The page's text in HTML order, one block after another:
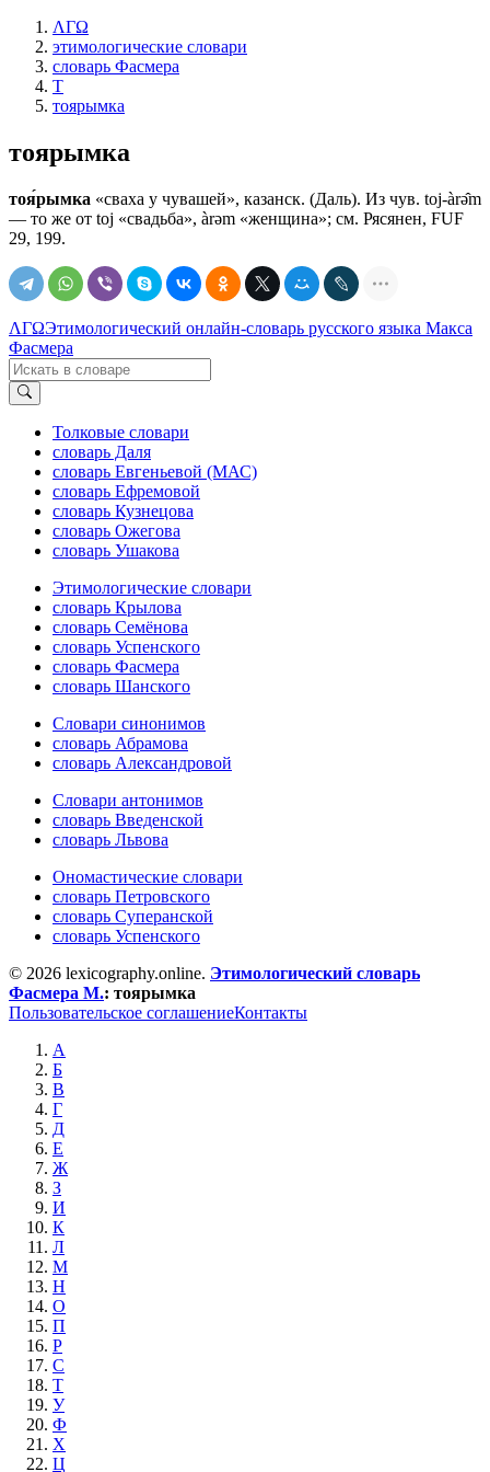
ΛΓΩ
этимологические словари
словарь Фасмера
Т
тоярымка
тоярымка
тоя́рымка «сваха у чувашей», казанск. (Даль). Из чув. toj-àrǝ̂m
— то же от tоj «свадьба», àrǝm «женщина»; см. Рясянен, FUF
29, 199.
ΛΓΩЭтимологический онлайн-словарь русского языка Макса
Фасмера
Толковые словари
словарь Даля
словарь Евгеньевой (МАС)
словарь Ефремовой
словарь Кузнецова
словарь Ожегова
словарь Ушакова
Этимологические словари
словарь Крылова
словарь Семёнова
словарь Успенского
словарь Фасмера
словарь Шанского
Словари синонимов
словарь Абрамова
словарь Александровой
Словари антонимов
словарь Введенской
словарь Львова
Ономастические словари
словарь Петровского
словарь Суперанской
словарь Успенского
© 2026 lexicography.online. Этимологический словарь
Фасмера М.: тоярымка
Пользовательское соглашениеКонтакты
А
Б
В
Г
Д
Е
Ж
З
И
К
Л
М
Н
О
П
Р
С
Т
У
Ф
Х
Ц